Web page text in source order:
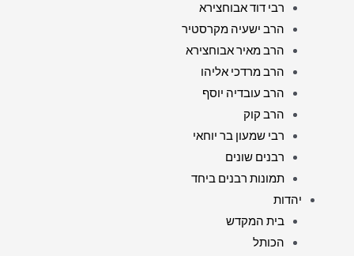
רבי דוד אבוחצירא
הרב ישעיה מקרסטיר
הרב מאיר אבוחצירא
הרב מרדכי אליהו
הרב עובדיה יוסף
הרב קוק
רבי שמעון בר יוחאי
רבנים שונים
תמונות רבנים ביחד
יהדות
בית המקדש
הכותל